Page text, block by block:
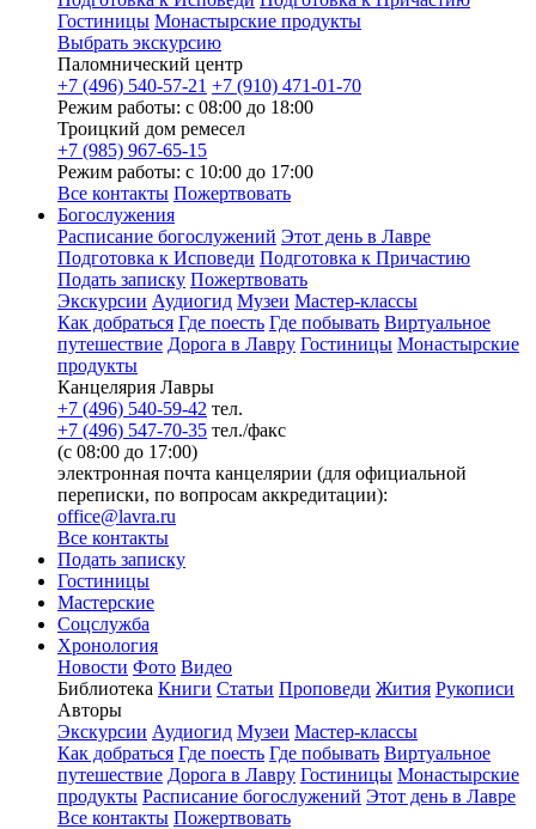
Гостиницы Монастырские продукты
Выбрать экскурсию
Паломнический центр
+7 (496) 540-57-21 +7 (910) 471-01-70
Режим работы: с 08:00 до 18:00
Троицкий дом ремесел
+7 (985) 967-65-15
Режим работы: с 10:00 до 17:00
Все контакты Пожертвовать
Богослужения
Расписание богослужений Этот день в Лавре
Подготовка к Исповеди Подготовка к Причастию
Подать записку Пожертвовать
Экскурсии Аудиогид Музеи Мастер-классы
Как добраться Где поесть Где побывать Виртуальное
путешествие Дорога в Лавру Гостиницы Монастырские
продукты
Канцелярия Лавры
+7 (496) 540-59-42 тел.
+7 (496) 547-70-35 тел./факс
(с 08:00 до 17:00)
электронная почта канцелярии (для официальной
переписки, по вопросам аккредитации):
office@lavra.ru
Все контакты
Подать записку
Гостиницы
Мастерские
Соцслужба
Хронология
Новости Фото Видео
Библиотека Книги Статьи Проповеди Жития Рукописи
Авторы
Экскурсии Аудиогид Музеи Мастер-классы
Как добраться Где поесть Где побывать Виртуальное
путешествие Дорога в Лавру Гостиницы Монастырские
продукты Расписание богослужений Этот день в Лавре
Все контакты Пожертвовать